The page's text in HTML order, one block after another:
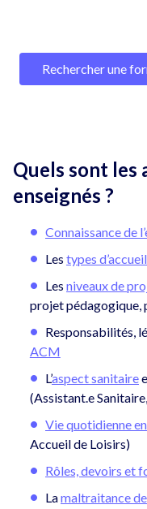
Rechercher une
Quels sont les
enseignés ?
Connaissance de
Les types
Les niveaux de
projet pédagogique,
Responsabilités,
ACM
L’aspect sanitaire
(Assistant.e
Vie quotidienne
Accueil de Loisirs)
Rôles, devoirs et
Lamaltraitance de